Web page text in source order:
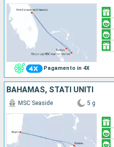
Pagamento in 4X
BAHAMAS, STATI UNITI
MSC Seaside 5 g